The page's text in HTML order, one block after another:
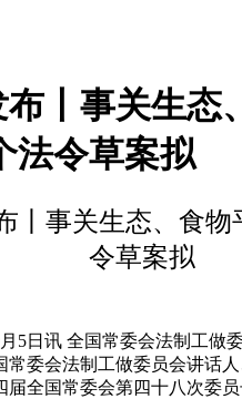
布丨事关生态
法令草案拟
丨事关生态、食物
令草案拟
日讯 全国常委会法制工做委
常委会法制工做委员会讲话
届全国常委会第四十八次委